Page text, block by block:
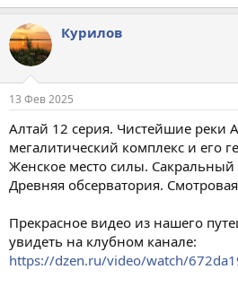
Курилов
13 Фев 2025
Алтай 12 серия. Чистейшие реки
мегалитический комплекс и его
Женское место силы.
Древняя обсерватория.
Прекрасное видео из нашего
увидеть на клубном канале:
https://dzen.ru/video/watch/